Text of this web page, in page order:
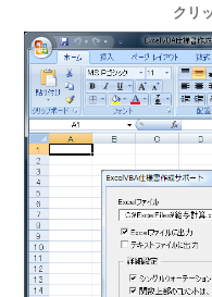
クリ